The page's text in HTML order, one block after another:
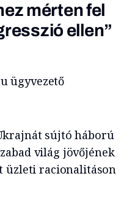
mérten fel
ellen”
ügyvezető
sújtó háború
világ jövőjének
üzleti racionalitáson